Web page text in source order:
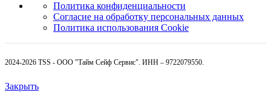
Политика конфиденциальности
Согласие на обработку персональных данных
Политика использования Cookie
2024-2026 TSS - ООО "Тайм Сейф Сервис". ИНН – 9722079550.
Закрыть